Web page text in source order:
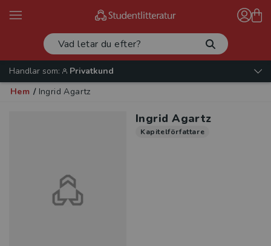
Handlar som:
Privatkund
Hem / Ingrid Agartz
Ingrid Agartz
Kapitelförfattare